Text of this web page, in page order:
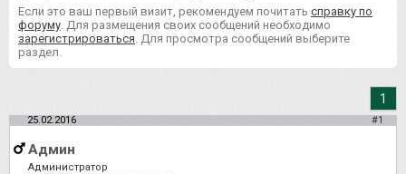
Если это ваш первый визит, рекомендуем почитать справку по
форуму . Для размещения своих сообщений необходимо
зарегистрироваться . Для просмотра сообщений выберите
раздел.
1
25.02.2016 #1
Админ
Администратор